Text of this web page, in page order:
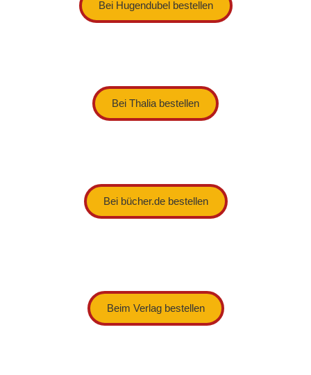
Bei Hugendubel bestellen
Bei Thalia bestellen
Bei bücher.de bestellen
Beim Verlag bestellen